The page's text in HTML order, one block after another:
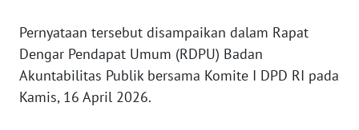
Pernyataan tersebut disampaikan dalam Rapat
Dengar Pendapat Umum (RDPU) Badan
Akuntabilitas Publik bersama Komite I DPD RI pada
Kamis, 16 April 2026.
WN